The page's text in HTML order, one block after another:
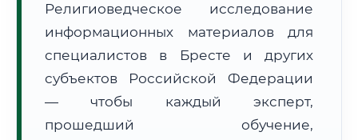
🔍 Нажмите на документ для увеличения и просмотра
Религиоведческое исследование
информационных материалов для
специалистов в Бресте и других
субъектов Российской Федерации
— чтобы каждый эксперт,
прошедший обучение,